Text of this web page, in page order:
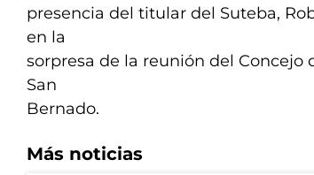
presencia del titular del Suteba,
en la
sorpresa de la reunión del
San
Bernado.
Más noticias